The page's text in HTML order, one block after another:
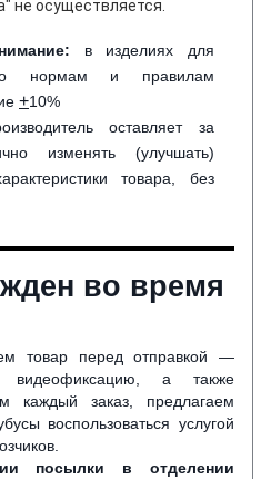
не осуществляется.
: в изделиях для
нормам и правилам
+10%
оставляет за
изменять (улучшать)
товара, без
во время
товар перед отправкой —
а также
каждый заказ, предлагаем
воспользоваться услугой
посылки в отделении